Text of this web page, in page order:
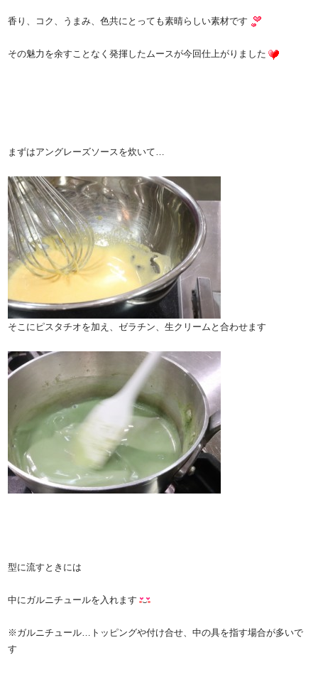
香り、コク、うまみ、色共にとっても素晴らしい素材です
その魅力を余すことなく発揮したムースが今回仕上がりました
まずはアングレーズソースを炊いて…
そこにピスタチオを加え、ゼラチン、生クリームと合わせます
型に流すときには
中にガルニチュールを入れます
※ガルニチュール…トッピングや付け合せ、中の具を指す場合が多いで
す